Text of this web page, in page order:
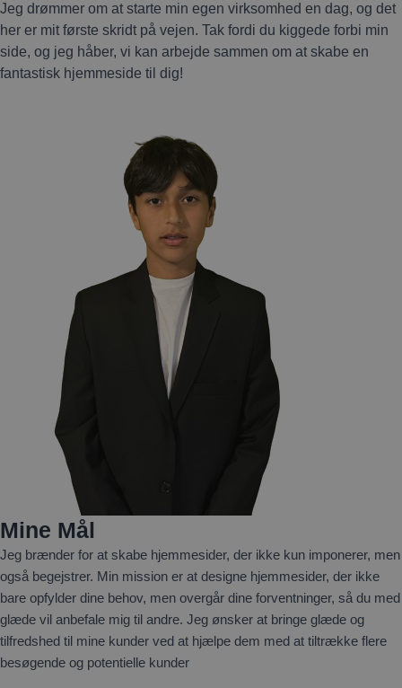
Jeg drømmer om at starte min egen virksomhed en dag, og det
her er mit første skridt på vejen. Tak fordi du kiggede forbi min
side, og jeg håber, vi kan arbejde sammen om at skabe en
fantastisk hjemmeside til dig!
Mine Mål
Jeg brænder for at skabe hjemmesider, der ikke kun imponerer, men
også begejstrer. Min mission er at designe hjemmesider, der ikke
bare opfylder dine behov, men overgår dine forventninger, så du med
glæde vil anbefale mig til andre. Jeg ønsker at bringe glæde og
tilfredshed til mine kunder ved at hjælpe dem med at tiltrække flere
besøgende og potentielle kunder